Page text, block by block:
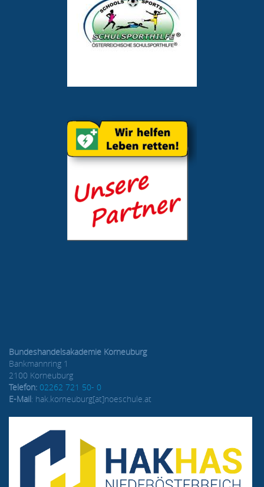
Bundeshandelsakademie Korneuburg
Bankmannring 1
2100 Korneuburg
Telefon: 02262 721 50- 0
E-Mail: hak.korneuburg[at]noeschule.at